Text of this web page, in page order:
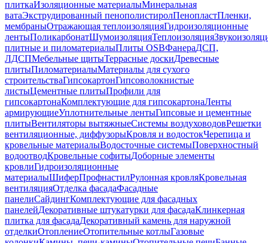
плиткаИзоляционные материалыМинеральная
ватаЭкструдированный пенополистиролПенопластПленки,
мембраныОтражающая теплоизоляцияГидроизоляционные
лентыПоликарбонатШумоизоляцияТеплоизоляция
плитные и пиломатериалыПлиты OSBФанераДСП,
ЛДСПМебельные щитыТеррасные доскиДревесные
плитыПиломатериалыМатериалы для сухого
строительстваГипсокартонГипсоволокнистые
листыЦементные плитыПрофили для
гипсокартонаКомплектующие для гипсокартонаЛенты
армирующиеУплотнительные лентыГипсовые и цементные
плитыВентиляторы вытяжныеСистемы воздуховодовРешетки
вентиляционные, диффузорыКровля и водостокЧерепица и
кровельные материалыВодосточные системыПоверхностный
водоотводКровельные софитыДоборные элементы
кровлиГидроизоляционные
материалыШиферПрофнастилРулонная кровляКровельная
вентиляцияОтделка фасадаФасадные
панелиСайдингКомплектующие для фасадных
панелейДекоративные штукатурки для фасадаКлинкерная
плитка для фасадаДекоративный камень для наружной
отделкиОтоплениеОтопительные котлыГазовые